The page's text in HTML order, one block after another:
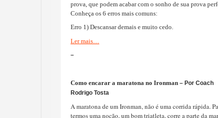
prova, que podem acabar com o sonho de sua prova
Conheça os 6 erros mais comuns:
Erro 1) Descansar demais e muito cedo.
Ler mais…
–
Como encarar a maratona no Ironman – Por Coach
Rodrigo Tosta
A maratona de um Ironman, não é uma corrida rápida.
termos uma noção, um bom triatleta, corre a parte da